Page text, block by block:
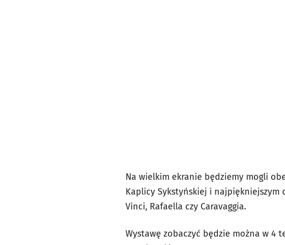
Na wielkim ekranie będziemy mogli
Kaplicy Sykstyńskiej i najpiękniejszym
Vinci, Rafaella czy Caravaggia.
Wystawę zobaczyć będzie można w 4